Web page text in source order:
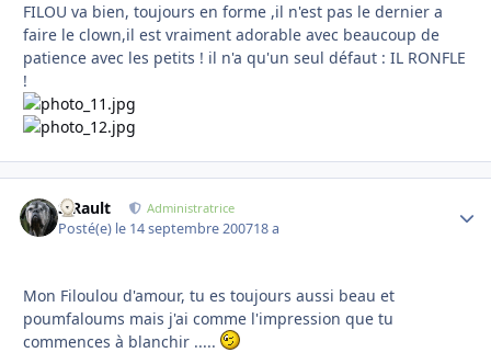
FILOU va bien, toujours en forme ,il n'est pas le dernier a
faire le clown,il est vraiment adorable avec beaucoup de
patience avec les petits ! il n'a qu'un seul défaut : IL RONFLE
!
S.Rault Administratrice
Posté(e) le 14 septembre 200718 a
Mon Filoulou d'amour, tu es toujours aussi beau et
poumfaloums mais j'ai comme l'impression que tu
commences à blanchir .....